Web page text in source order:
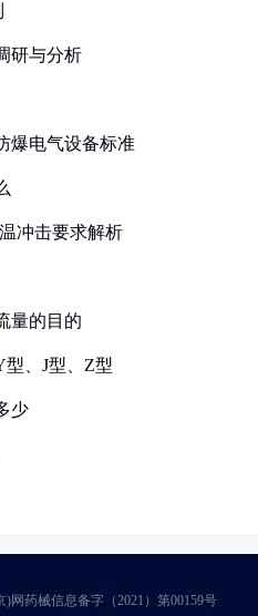
研与分析
爆电气设备标准
冲击要求解析
量的目的
、J型、Z型
少
网药械信息备字（2021）第00159号